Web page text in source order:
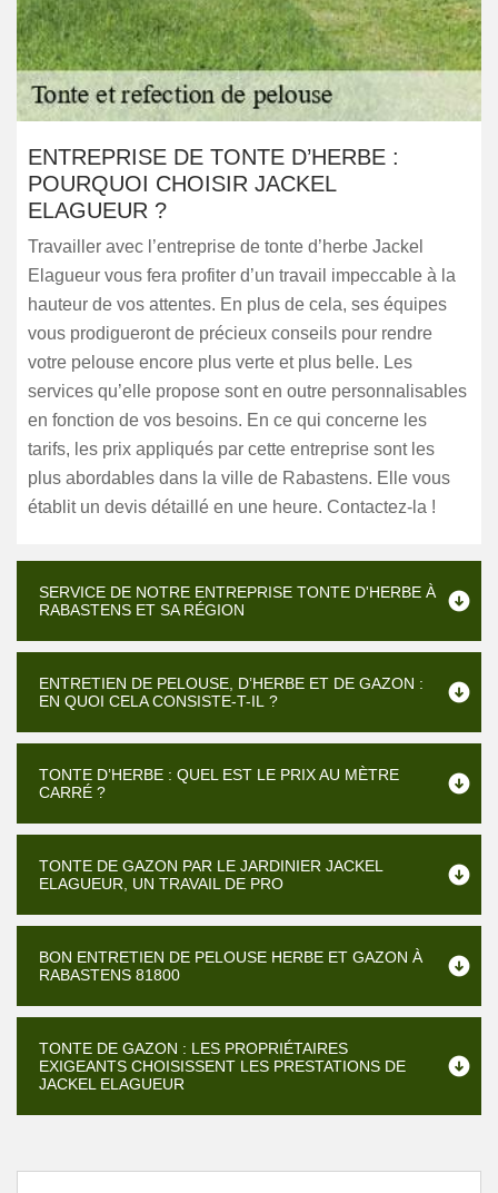
ENTREPRISE DE TONTE D’HERBE :
POURQUOI CHOISIR JACKEL
ELAGUEUR ?
Travailler avec l’entreprise de tonte d’herbe Jackel
Elagueur vous fera profiter d’un travail impeccable à la
hauteur de vos attentes. En plus de cela, ses équipes
vous prodigueront de précieux conseils pour rendre
votre pelouse encore plus verte et plus belle. Les
services qu’elle propose sont en outre personnalisables
en fonction de vos besoins. En ce qui concerne les
tarifs, les prix appliqués par cette entreprise sont les
plus abordables dans la ville de Rabastens. Elle vous
établit un devis détaillé en une heure. Contactez-la !
SERVICE DE NOTRE ENTREPRISE TONTE D'HERBE À
RABASTENS ET SA RÉGION
ENTRETIEN DE PELOUSE, D’HERBE ET DE GAZON :
EN QUOI CELA CONSISTE-T-IL ?
TONTE D’HERBE : QUEL EST LE PRIX AU MÈTRE
CARRÉ ?
TONTE DE GAZON PAR LE JARDINIER JACKEL
ELAGUEUR, UN TRAVAIL DE PRO
BON ENTRETIEN DE PELOUSE HERBE ET GAZON À
RABASTENS 81800
TONTE DE GAZON : LES PROPRIÉTAIRES
EXIGEANTS CHOISISSENT LES PRESTATIONS DE
JACKEL ELAGUEUR